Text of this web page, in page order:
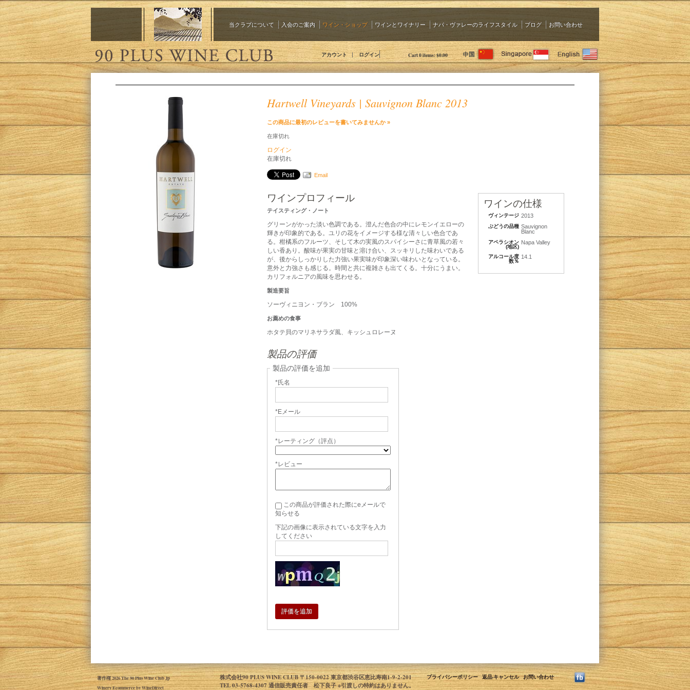
当クラブについて 入会のご案内 ワイン・ショップ ワインとワイナリー ナパ・ヴァレーのライフスタイル ブログ お問い合わせ
Cart0items:$0.00
アカウント ログイン
The 90 Plus Wine Club Jp
Hartwell Vineyards | Sauvignon Blanc 2013
この商品に最初のレビューを書いてみませんか »
在庫切れ
ログイン
在庫切れ
Email
ワインの仕様
ヴィンテージ 2013
ぶどうの品種 Sauvignon
Blanc
アペラシオン
(地区)
Napa Valley
アルコール度
数％
14.1
ワインプロフィール
テイスティング・ノート
グリーンがかった淡い色調である。澄んだ色合の中にレモンイエローの
輝きが印象的である。ユリの花をイメージする様な清々しい色合であ
る。柑橘系のフルーツ、そして木の実風のスパイシーさに青草風の若々
しい香あり。酸味が果実の甘味と溶け合い、スッキリした味わいである
が、後からしっかりした力強い果実味が印象深い味わいとなっている。
意外と力強さも感じる。時間と共に複雑さも出てくる。十分にうまい。
カリフォルニアの風味を思わせる。
製造要旨
ソーヴィニヨン・ブラン 100%
お薦めの食事
ホタテ貝のマリネサラダ風、キッシュロレーヌ
製品の評価
製品の評価を追加
*氏名
*Eメール
*レーティング（評点）
*レビュー
知らせる
下記の画像に表示されている文字を入力
してください
評価を追加
プライバシーポリシー 返品·キャンセル お問い合わせ
株式会社90 PLUS WINE CLUB 〒150-0022 東京都渋谷区恵比寿南1-9-2-201
TEL 03-5768-4307 通信販売責任者 松下良子 ※引渡しの特約はありません。
著作権 2026 The 90 Plus Wine Club Jp
Winery Ecommerce by WineDirect